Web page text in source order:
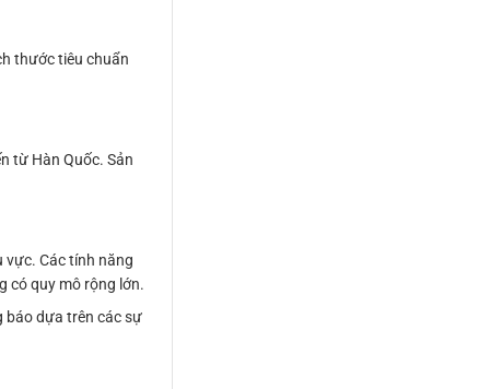
thước tiêu chuẩn
từ Hàn Quốc. Sản
vực. Các tính năng
có quy mô rộng lớn.
báo dựa trên các sự